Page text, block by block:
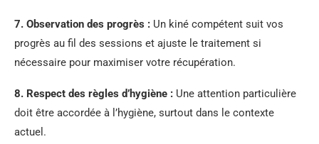
7. Observation des progrès : Un kiné compétent suit vos
progrès au fil des sessions et ajuste le traitement si
nécessaire pour maximiser votre récupération.
8. Respect des règles d’hygiène : Une attention particulière
doit être accordée à l’hygiène, surtout dans le contexte
actuel.